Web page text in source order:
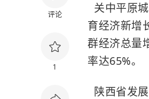
评论
1
关中平原
育经济新增
群经济总量
率达65%。
陕西省发